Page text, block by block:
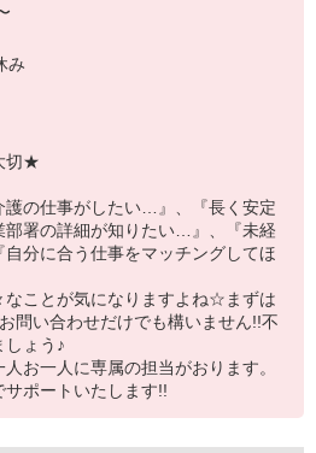
み
切★
護の仕事がしたい…』、『長く安定
署の詳細が知りたい…』、『未経
分に合う仕事をマッチングしてほ
なことが気になりますよね☆まずは
問い合わせだけでも構いません!!不
しょう♪
お一人に専属の担当がおります。
ポートいたします!!